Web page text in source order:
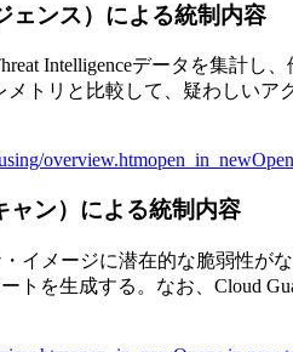
ェンス）による統制内容
Intelligenceデータを集計
メトリと比較して、疑わしいア
overview.htmopen_in_new
ャン）による統制内容
・イメージに潜在的な脆弱性
を生成する。なお、Cloud